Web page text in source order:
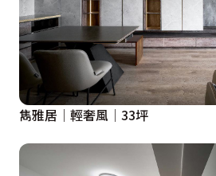
雋雅居│輕奢風│33坪